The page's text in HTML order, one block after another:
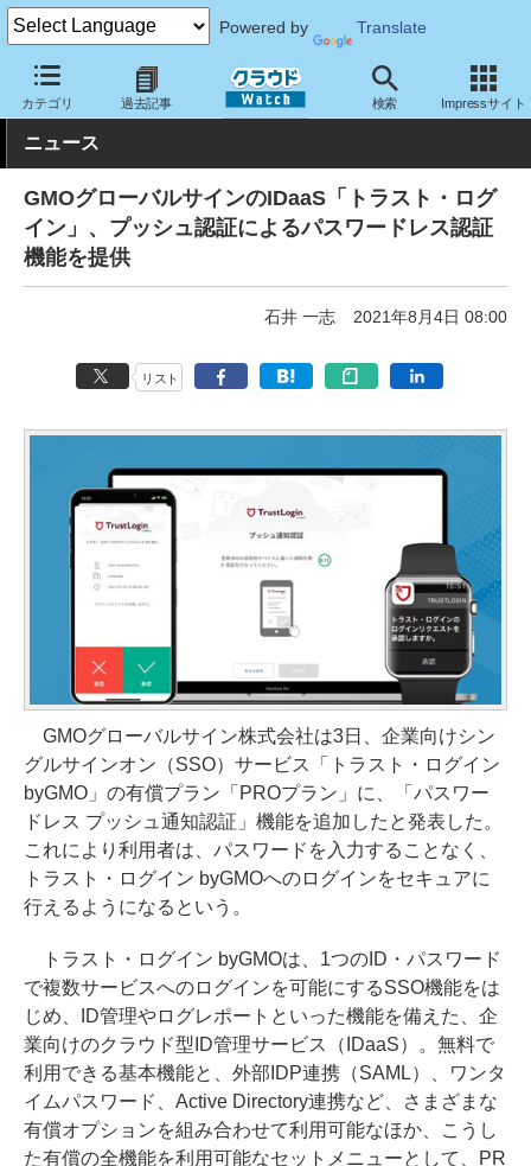
Powered by Translate
カテゴリ 過去記事 検索 Impressサイト
クラウド Watch セキュリティ セキュリティサービス
ニュース
GMOグローバルサインのIDaaS「トラスト・ログ
イン」、プッシュ認証によるパスワードレス認証
機能を提供
石井 一志 2021年8月4日 08:00
リスト
GMOグローバルサイン株式会社は3日、企業向けシン
グルサインオン（SSO）サービス「トラスト・ログイン
byGMO」の有償プラン「PROプラン」に、「パスワー
ドレス プッシュ通知認証」機能を追加したと発表した。
これにより利用者は、パスワードを入力することなく、
トラスト・ログイン byGMOへのログインをセキュアに
行えるようになるという。
トラスト・ログイン byGMOは、1つのID・パスワード
で複数サービスへのログインを可能にするSSO機能をは
じめ、ID管理やログレポートといった機能を備えた、企
業向けのクラウド型ID管理サービス（IDaaS）。無料で
利用できる基本機能と、外部IDP連携（SAML）、ワンタ
イムパスワード、Active Directory連携など、さまざまな
有償オプションを組み合わせて利用可能なほか、こうし
た有償の全機能を利用可能なセットメニューとして、PR